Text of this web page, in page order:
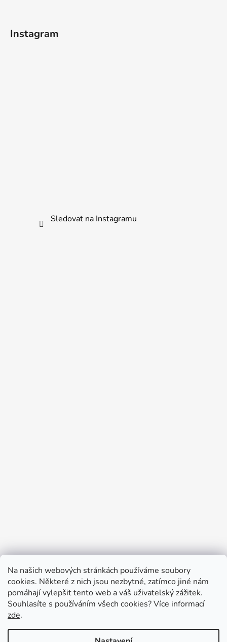
Na našich webových stránkách používáme soubory
cookies. Některé z nich jsou nezbytné, zatímco jiné nám
pomáhají vylepšit tento web a váš uživatelský zážitek.
Souhlasíte s používáním všech cookies?Více informací
zde.
Instagram
Sledovat na Instagramu